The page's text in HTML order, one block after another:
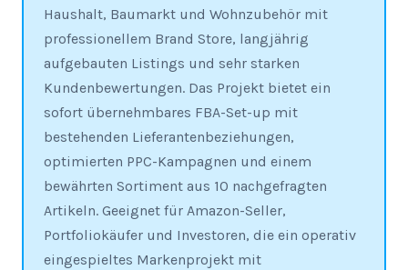
Haushalt, Baumarkt und Wohnzubehör mit
professionellem Brand Store, langjährig
aufgebauten Listings und sehr starken
Kundenbewertungen. Das Projekt bietet ein
sofort übernehmbares FBA-Set-up mit
bestehenden Lieferantenbeziehungen,
optimierten PPC-Kampagnen und einem
bewährten Sortiment aus 10 nachgefragten
Artikeln. Geeignet für Amazon-Seller,
Portfoliokäufer und Investoren, die ein operativ
eingespieltes Markenprojekt mit